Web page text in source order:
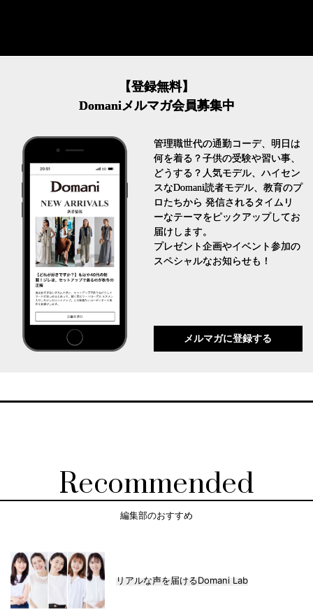
【登録無料】
Domaniメルマガ会員募集中
管理職世代の通勤コーデ、明日は
何を着る？子供の受験や習い事、
どうする？人気モデル、ハイセン
スなDomani読者モデル、教育のプ
ロたちから 発信されるタイムリ
ーなテーマをピックアップしてお
届けします。
プレゼント企画やイベント参加の
スペシャルなお知らせも！
メルマガに登録する
Recommended
編集部のおすすめ
リアルな声を届けるDomani Lab